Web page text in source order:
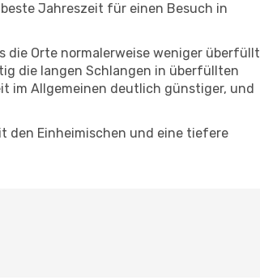
Jahreszeit für einen Besuch in
die Orte normalerweise weniger überfüllt
die langen Schlangen in überfüllten
im Allgemeinen deutlich günstiger, und
den Einheimischen und eine tiefere